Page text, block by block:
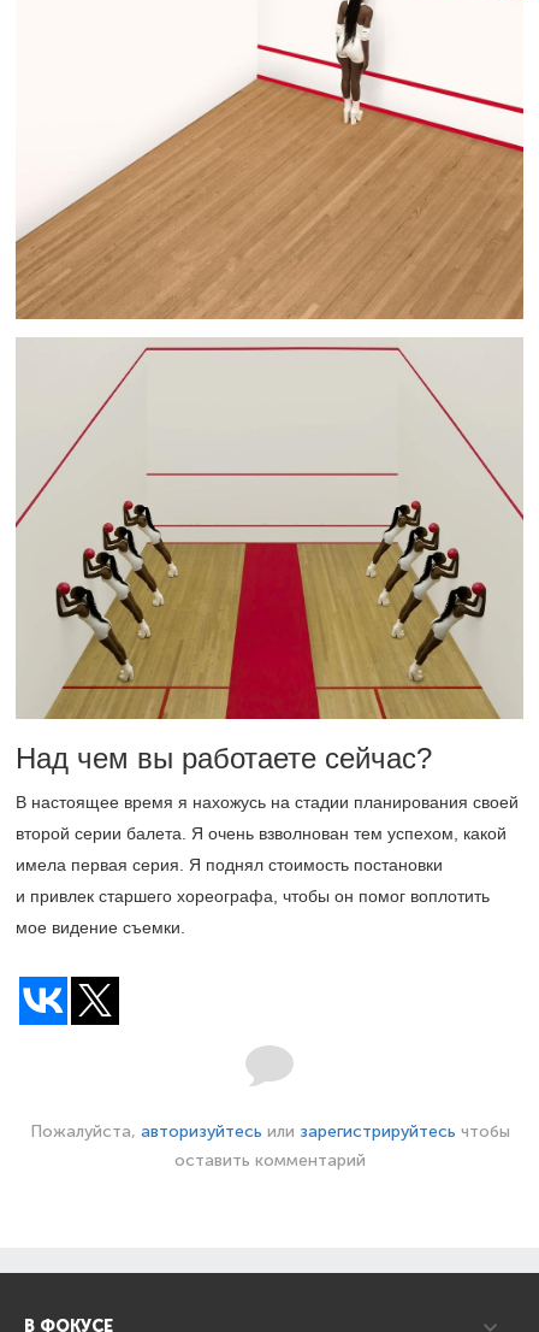
Над чем вы работаете сейчас?
В настоящее время я нахожусь на стадии планирования своей
второй серии балета. Я очень взволнован тем успехом, какой
имела первая серия. Я поднял стоимость постановки
и привлек старшего хореографа, чтобы он помог воплотить
мое видение съемки.
Пожалуйста, авторизуйтесь или зарегистрируйтесь чтобы
оставить комментарий
В ФОКУСЕ